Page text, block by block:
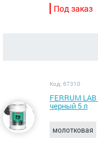
Под заказ
Код: 67310
FERRUM
черный 5 л
молотковая